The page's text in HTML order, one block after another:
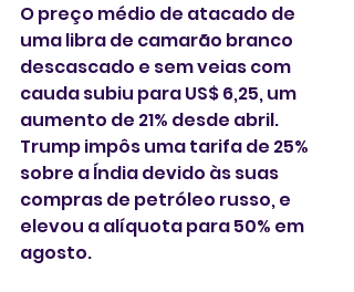
O preço médio de atacado de
uma libra de camarão branco
descascado e sem veias com
cauda subiu para US$ 6,25, um
aumento de 21% desde abril.
Trump impôs uma tarifa de 25%
sobre a Índia devido às suas
compras de petróleo russo, e
elevou a alíquota para 50% em
agosto.